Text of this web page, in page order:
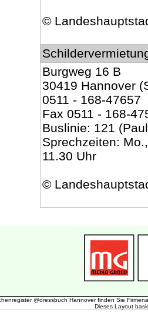
©
Burgweg 16 B
30419 Hannover
0511 - 168-47657
Fax 0511 - 168-
Buslinie: 121
Sprechzeiten:
11.30 Uhr
©
@dressbuch Hannover finden Sie
Dieses Layout